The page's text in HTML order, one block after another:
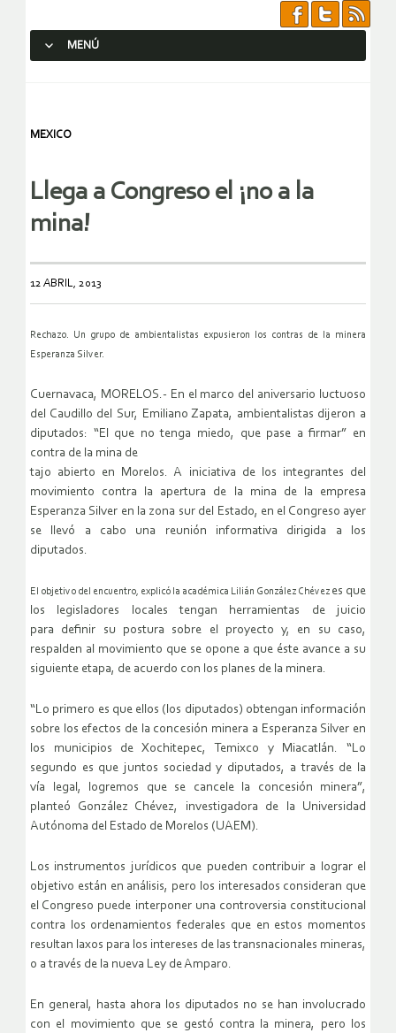
MENÚ
MEXICO
Llega a Congreso el ¡no a la
mina!
12 ABRIL, 2013
Rechazo. Un grupo de ambientalistas expusieron los contras de la minera
Esperanza Silver.
Cuernavaca, MORELOS.- En el marco del aniversario luctuoso
del Caudillo del Sur, Emiliano Zapata, ambientalistas dijeron a
diputados: “El que no tenga miedo, que pase a firmar” en
contra de la mina de
tajo abierto en Morelos. A iniciativa de los integrantes del
movimiento contra la apertura de la mina de la empresa
Esperanza Silver en la zona sur del Estado, en el Congreso ayer
se llevó a cabo una reunión informativa dirigida a los
diputados.
El objetivo del encuentro, explicó la académica Lilián González Chévez es que
los legisladores locales tengan herramientas de juicio
para definir su postura sobre el proyecto y, en su caso,
respalden al movimiento que se opone a que éste avance a su
siguiente etapa, de acuerdo con los planes de la minera.
“Lo primero es que ellos (los diputados) obtengan información
sobre los efectos de la concesión minera a Esperanza Silver en
los municipios de Xochitepec, Temixco y Miacatlán. “Lo
segundo es que juntos sociedad y diputados, a través de la
vía legal, logremos que se cancele la concesión minera”,
planteó González Chévez, investigadora de la Universidad
Autónoma del Estado de Morelos (UAEM).
Los instrumentos jurídicos que pueden contribuir a lograr el
objetivo están en análisis, pero los interesados consideran que
el Congreso puede interponer una controversia constitucional
contra los ordenamientos federales que en estos momentos
resultan laxos para los intereses de las transnacionales mineras,
o a través de la nueva Ley de Amparo.
En general, hasta ahora los diputados no se han involucrado
con el movimiento que se gestó contra la minera, pero los